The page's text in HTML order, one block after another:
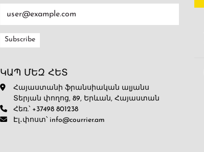
ԿԱՊ ՄԵԶ ՀԵՏ
Հայաստանի ֆրանսիական ալյանս
Տերյան փողոց, 89, Երևան, Հայաստան
Հեռ.՝ +37498 801238
Էլ․փոստ՝ info@courrier.am